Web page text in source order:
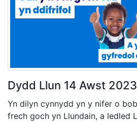
Dydd Llun 14 Awst 2023
Yn dilyn cynnydd yn y nifer o
frech goch yn Llundain, a ledled